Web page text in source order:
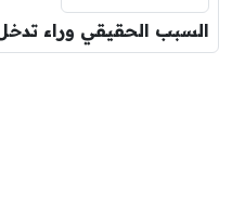
السبب الحقيقي وراء